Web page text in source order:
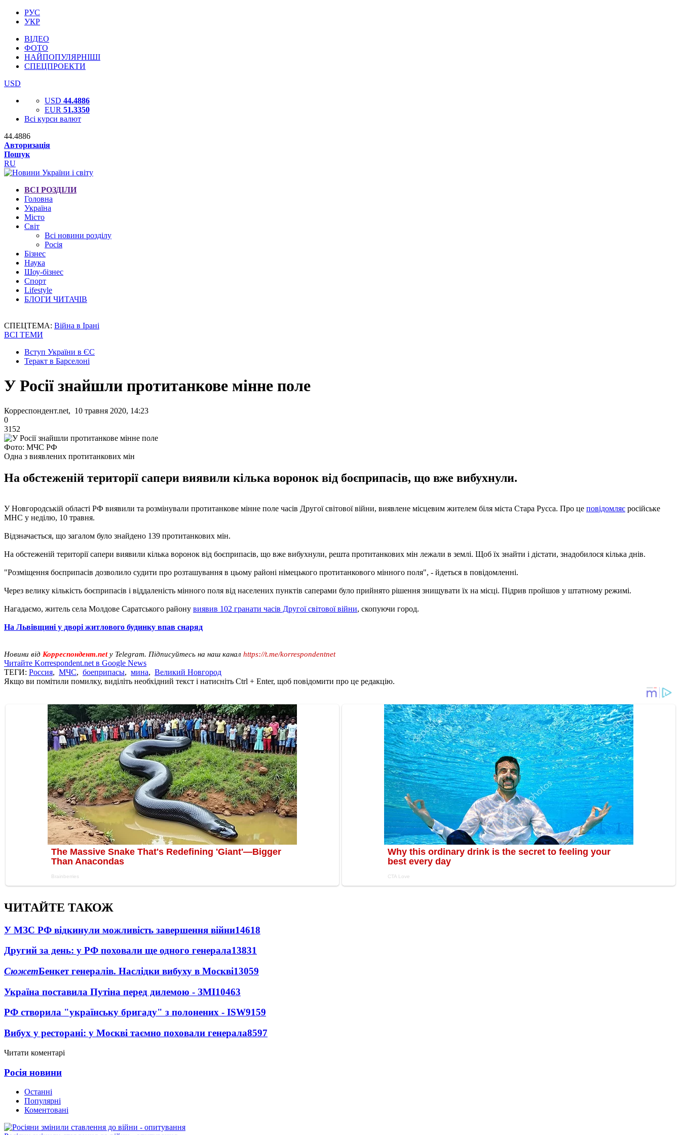
РУС
УКР
ВІДЕО
ФОТО
НАЙПОПУЛЯРНІШІ
СПЕЦПРОЕКТИ
USD
USD 44.4886
EUR 51.3350
Всі курси валют
44.4886
Авторизація
Пошук
RU
ВСІ РОЗДІЛИ
Головна
Україна
Місто
Світ
Всі новини розділу
Росія
Бізнес
Наука
Шоу-бізнес
Спорт
Lifestyle
БЛОГИ ЧИТАЧІВ
СПЕЦТЕМА: Війна в Ірані
ВСІ ТЕМИ
Вступ України в ЄС
Теракт в Барселоні
У Росії знайшли протитанкове мінне поле
Корреспондент.net, 10 травня 2020, 14:23
0
3152
Фото: МЧС РФ
Одна з виявлених протитанкових мін
На обстеженій території сапери виявили кілька воронок від боєприпасів, що вже вибухнули.
У Новгородській області РФ виявили та розмінували протитанкове мінне поле часів Другої світової війни, виявлене ​​місцевим жителем біля міста Стара Русса. Про це повідомляє російське
МНС у неділю, 10 травня.
Відзначається, що загалом було знайдено 139 протитанкових мін.
На обстеженій території сапери виявили кілька воронок від боєприпасів, що вже вибухнули, решта протитанкових мін лежали в землі. Щоб їх знайти і дістати, знадобилося кілька днів.
"Розміщення боєприпасів дозволило судити про розташування в цьому районі німецького протитанкового мінного поля", - йдеться в повідомленні.
Через велику кількість боєприпасів і віддаленість мінного поля від населених пунктів саперами було прийнято рішення знищувати їх на місці. Підрив пройшов у штатному режимі.
Нагадаємо, житель села Молдове Саратського району виявив 102 гранати часів Другої світової війни, скопуючи город.
На Львівщині у дворі житлового будинку впав снаряд
Новини від Корреспондент.net у Telegram. Підписуйтесь на наш канал https://t.me/korrespondentnet
Читайте Korrespondent.net в Google News
ТЕГИ: Россия, МЧС, боеприпасы, мина, Великий Новгород
Якщо ви помітили помилку, виділіть необхідний текст і натисніть Ctrl + Enter, щоб повідомити про це редакцію.
ЧИТАЙТЕ ТАКОЖ
У МЗС РФ відкинули можливість завершення війни14618
Другий за день: у РФ поховали ще одного генерала13831
СюжетБенкет генералів. Наслідки вибуху в Москві13059
Україна поставила Путіна перед дилемою - ЗМІ10463
РФ створила "українську бригаду" з полонених - ISW9159
Вибух у ресторані: у Москві таємно поховали генерала8597
Читати коментарі
Росія новини
Останні
Популярні
Коментовані